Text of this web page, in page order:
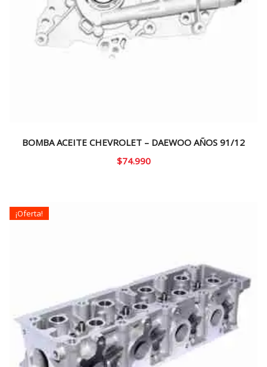
BOMBA ACEITE CHEVROLET – DAEWOO AÑOS 91/12
$74.990
¡Oferta!